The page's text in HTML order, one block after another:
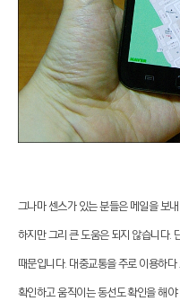
그나마 센스가 있는 분들은 메일을 보
하지만 그리 큰 도움은 되지 않습니다.
때문입니다. 대중교통을 주로 이용하
확인하고 움직이는 동선도 확인을 해야